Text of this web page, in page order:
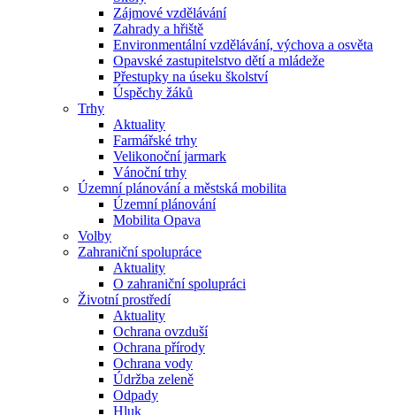
Zájmové vzdělávání
Zahrady a hřiště
Environmentální vzdělávání, výchova a osvěta
Opavské zastupitelstvo dětí a mládeže
Přestupky na úseku školství
Úspěchy žáků
Trhy
Aktuality
Farmářské trhy
Velikonoční jarmark
Vánoční trhy
Územní plánování a městská mobilita
Územní plánování
Mobilita Opava
Volby
Zahraniční spolupráce
Aktuality
O zahraniční spolupráci
Životní prostředí
Aktuality
Ochrana ovzduší
Ochrana přírody
Ochrana vody
Údržba zeleně
Odpady
Hluk